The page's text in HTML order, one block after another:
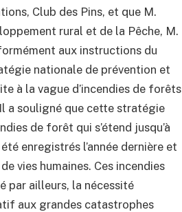
Club des Pins, et que M.
rural et de la Pêche, M.
aux instructions du
nationale de prévention et
à la vague d’incendies de forêts
a souligné que cette stratégie
de forêt qui s’étend jusqu’à
enregistrés l’année dernière et
vies humaines. Ces incendies
par ailleurs, la nécessité
aux grandes catastrophes